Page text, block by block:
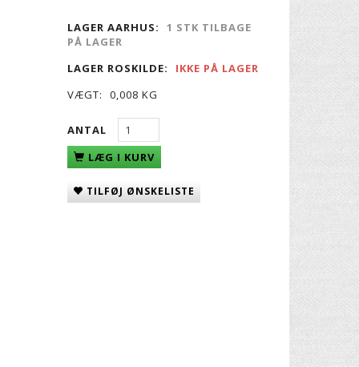
LAGER AARHUS:
1 STK TILBAGE
PÅ LAGER
LAGER ROSKILDE:
IKKE PÅ LAGER
VÆGT:
0,008 KG
ANTAL
LÆG I KURV
TILFØJ ØNSKELISTE